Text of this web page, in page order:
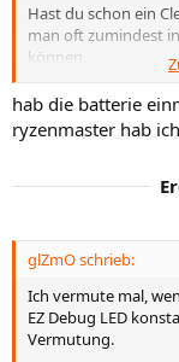
Hast du schon ein
man oft zumindest
können.
War bei mir die
zu beheben.
Windows?
ich damit nie OC
angeschaut.
hab die batterie
ryzenmaster hab
glZmO schrieb:
Ich vermute mal,
EZ Debug LED
Vermutung.